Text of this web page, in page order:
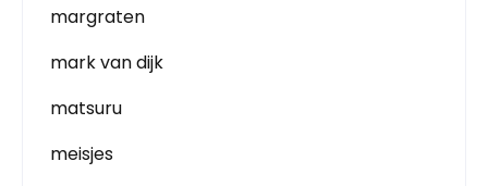
margraten
mark van dijk
matsuru
meisjes